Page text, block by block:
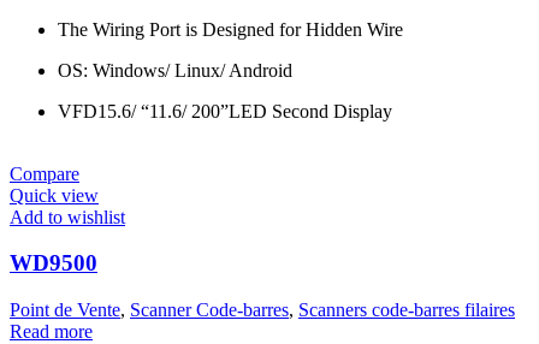
The Wiring Port is Designed for Hidden Wire
OS: Windows/ Linux/ Android
VFD15.6/ “11.6/ 200”LED Second Display
Compare
Quick view
Add to wishlist
WD9500
Point de Vente, Scanner Code-barres, Scanners code-barres filaires
Read more